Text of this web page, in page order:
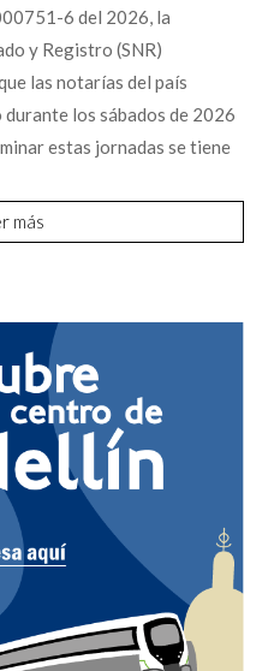
6 del 2026, la
y Registro (SNR)
las notarías del país
los sábados de 2026
estas jornadas se tiene
más